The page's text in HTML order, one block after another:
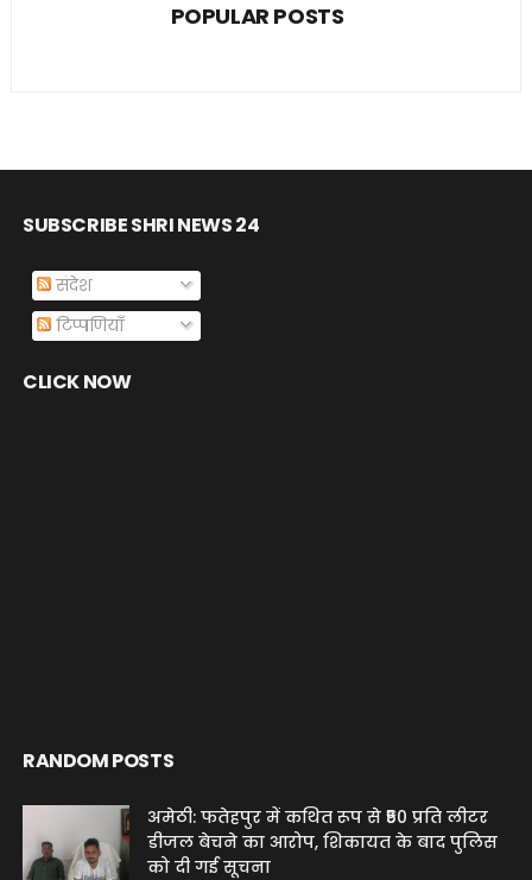
POPULAR POSTS
SUBSCRIBE SHRI NEWS 24
संदेश
टिप्पणियाँ
CLICK NOW
RANDOM POSTS
अमेठी: फतेहपुर में कथित रूप से ₹50 प्रति लीटर
डीजल बेचने का आरोप, शिकायत के बाद पुलिस
को दी गई सूचना